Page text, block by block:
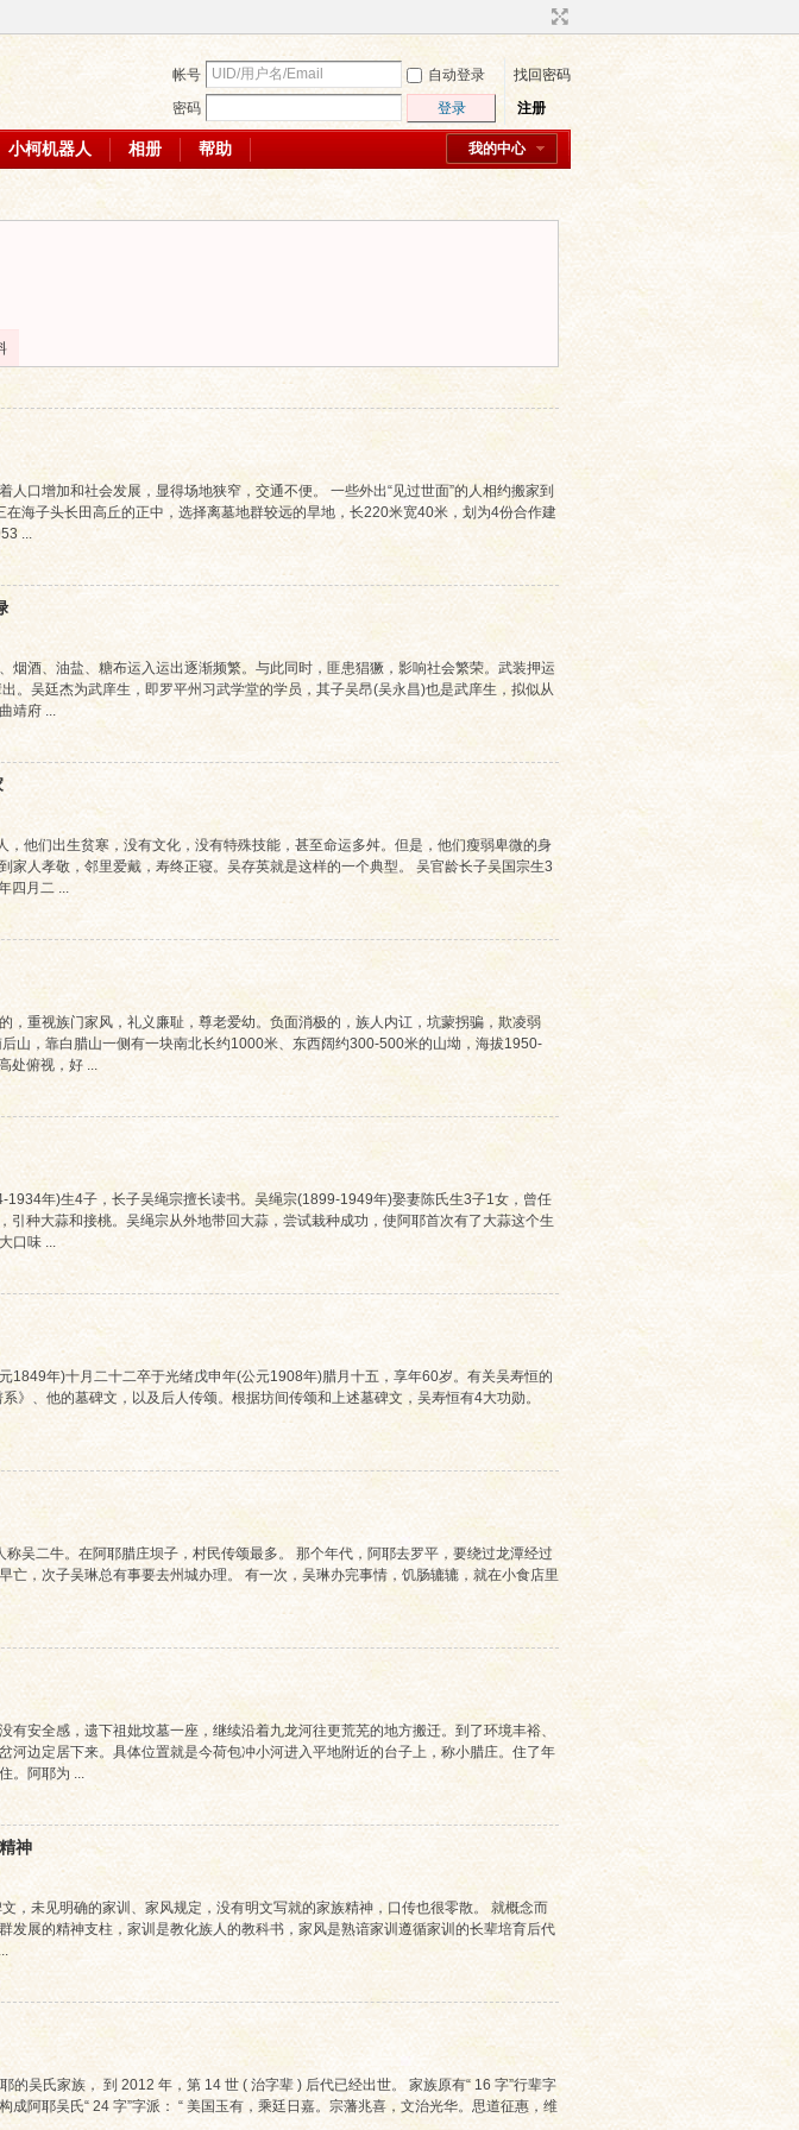
帐号 自动登录
找回密码
密码
登录 注册
我的中心
小柯机器人 相册 帮助
口增加和社会发展，显得场地狭窄，交通不便。 一些外出“见过世面”的人相约搬家到
海子头长田高丘的正中，选择离墓地群较远的旱地，长220米宽40米，划为4份合作建
...
烟酒、油盐、糖布运入运出逐渐频繁。与此同时，匪患猖獗，影响社会繁荣。武装押运
。吴廷杰为武庠生，即罗平州习武学堂的学员，其子吴昂(吴永昌)也是武庠生，拟似从
靖府 ...
他们出生贫寒，没有文化，没有特殊技能，甚至命运多舛。但是，他们瘦弱卑微的身
家人孝敬，邻里爱戴，寿终正寝。吴存英就是这样的一个典型。 吴官龄长子吴国宗生3
四月二 ...
，重视族门家风，礼义廉耻，尊老爱幼。负面消极的，族人内讧，坑蒙拐骗，欺凌弱
山，靠白腊山一侧有一块南北长约1000米、东西阔约300-500米的山坳，海拔1950-
处俯视，好 ...
1934年)生4子，长子吴绳宗擅长读书。吴绳宗(1899-1949年)娶妻陈氏生3子1女，曾任
引种大蒜和接桃。吴绳宗从外地带回大蒜，尝试栽种成功，使阿耶首次有了大蒜这个生
口味 ...
1849年)十月二十二卒于光绪戊申年(公元1908年)腊月十五，享年60岁。有关吴寿恒的
》、他的墓碑文，以及后人传颂。根据坊间传颂和上述墓碑文，吴寿恒有4大功勋。
吴二牛。在阿耶腊庄坝子，村民传颂最多。 那个年代，阿耶去罗平，要绕过龙潭经过
亡，次子吴琳总有事要去州城办理。 有一次，吴琳办完事情，饥肠辘辘，就在小食店里
安全感，遗下祖妣坟墓一座，继续沿着九龙河往更荒芜的地方搬迁。到了环境丰裕、
河边定居下来。具体位置就是今荷包冲小河进入平地附近的台子上，称小腊庄。住了年
。阿耶为 ...
神
，未见明确的家训、家风规定，没有明文写就的家族精神，口传也很零散。 就概念而
发展的精神支柱，家训是教化族人的教科书，家风是熟谙家训遵循家训的长辈培育后代
的吴氏家族， 到 2012 年，第 14 世 ( 治字辈 ) 后代已经出世。 家族原有“ 16 字”行辈字
成阿耶吴氏“ 24 字”字派： “ 美国玉有，乘廷日嘉。宗藩兆喜，文治光华。思道征惠，维